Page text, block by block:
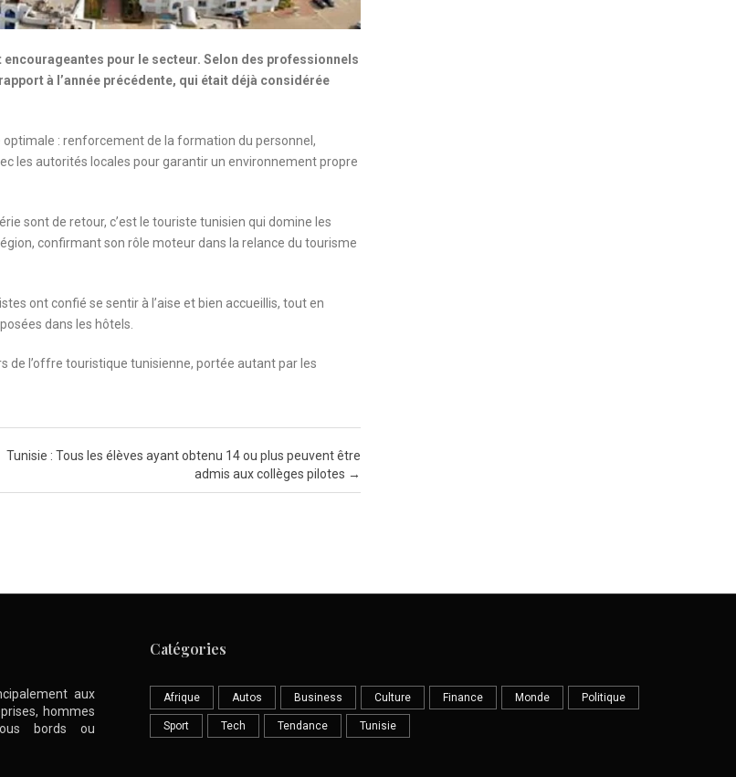
pour le secteur. Selon des professionnels
à l’année précédente, qui était déjà considérée
: renforcement de la formation du personnel,
les autorités locales pour garantir un environnement propre
sont de retour, c’est le touriste tunisien qui domine les
confirmant son rôle moteur dans la relance du tourisme
ont confié se sentir à l’aise et bien accueillis, tout en
dans les hôtels.
de l’offre touristique tunisienne, portée autant par les
Tunisie : Tous les élèves ayant obtenu 14 ou plus peuvent être
admis aux collèges pilotes →
aux
hommes
bords ou
Catégories
Afrique Autos Business Culture Finance Monde Politique
Sport Tech Tendance Tunisie